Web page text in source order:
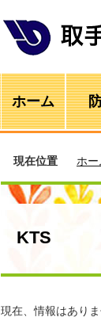
ホーム
現在位置 ホー
KTS
現在、情報はありま